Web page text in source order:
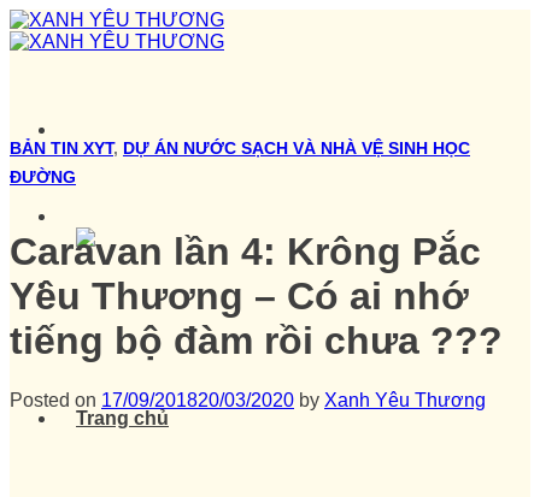
Skip
to
Trang chủ
BẢN TIN XYT, DỰ ÁN NƯỚC SẠCH VÀ NHÀ VỆ SINH HỌC
ĐƯỜNG
Caravan lần 4: Krông Pắc
Yêu Thương – Có ai nhớ
tiếng bộ đàm rồi chưa ???
Posted on 17/09/201820/03/2020 by Xanh Yêu Thương